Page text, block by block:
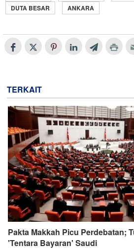
DUTA BESAR
ANKARA
TERKAIT
Pakta Makkah Picu Perdebatan;
'Tentara Bayaran' Saudi